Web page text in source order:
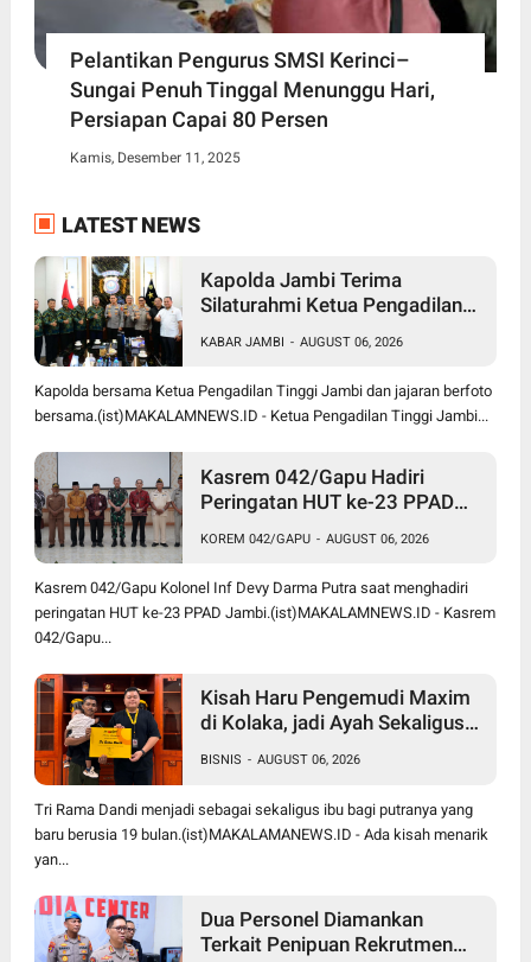
Pelantikan Pengurus SMSI Kerinci–
Sungai Penuh Tinggal Menunggu Hari,
Persiapan Capai 80 Persen
Kamis, Desember 11, 2025
LATEST NEWS
Kapolda Jambi Terima
Silaturahmi Ketua Pengadilan
Penegakan Hukum
KABAR JAMBI - AUGUST 06, 2026
Kapolda bersama Ketua Pengadilan Tinggi Jambi dan jajaran berfoto
bersama.(ist)MAKALAMNEWS.ID - Ketua Pengadilan Tinggi Jambi...
Kasrem 042/Gapu Hadiri
Peringatan HUT ke-23 PPAD
Persatuan dan Dukung
Program Pemerintah
KOREM 042/GAPU - AUGUST 06, 2026
Kasrem 042/Gapu Kolonel Inf Devy Darma Putra saat menghadiri
peringatan HUT ke-23 PPAD Jambi.(ist)MAKALAMNEWS.ID - Kasrem
042/Gapu...
Kisah Haru Pengemudi Maxim
di Kolaka, jadi Ayah Sekaligus
Balita Seorang Diri
BISNIS - AUGUST 06, 2026
Tri Rama Dandi menjadi sebagai sekaligus ibu bagi putranya yang
baru berusia 19 bulan.(ist)MAKALAMANEWS.ID - Ada kisah menarik
yan...
Dua Personel Diamankan
Terkait Penipuan Rekrutmen